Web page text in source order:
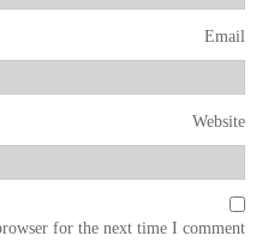
Email
Website
for the next time I comment.